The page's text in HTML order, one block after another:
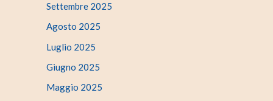
Settembre 2025
Agosto 2025
Luglio 2025
Giugno 2025
Maggio 2025